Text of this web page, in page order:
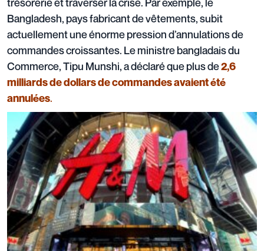
trésorerie et traverser la crise. Par exemple, le
Bangladesh, pays fabricant de vêtements, subit
actuellement une énorme pression d’annulations de
commandes croissantes. Le ministre bangladais du
Commerce, Tipu Munshi, a déclaré que plus de2,6
milliards de dollars de commandes avaient été
annulées.